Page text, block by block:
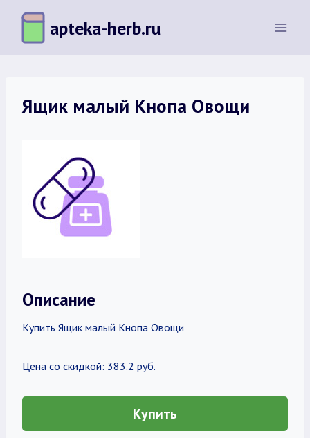
Перейти
содержимому
apteka-herb.ru
Ящик малый Кнопа Овощи
Описание
Купить Ящик малый Кнопа Овощи
Цена со скидкой: 383.2 руб.
Купить